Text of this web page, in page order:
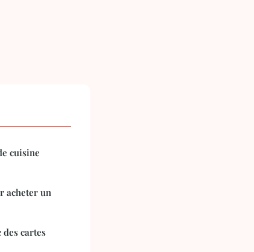
cuisine
acheter un
des cartes